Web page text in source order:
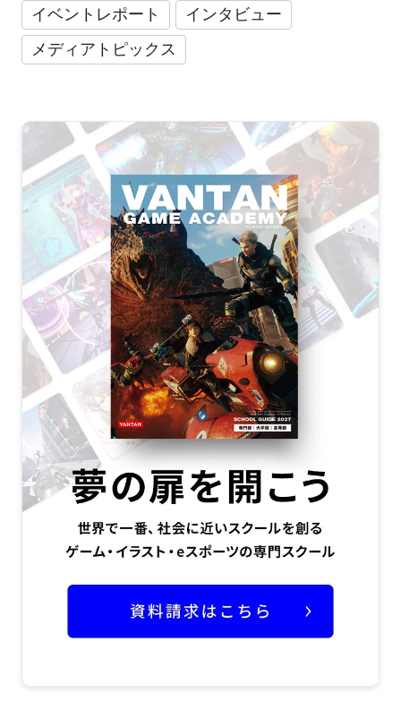
イベントレポート
インタビュー
メディアトピックス